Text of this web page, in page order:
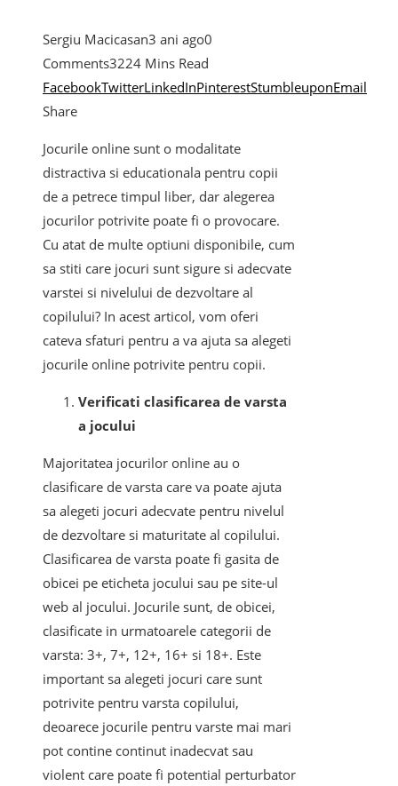
Sergiu Macicasan3 ani ago0
Comments3224 Mins Read
FacebookTwitterLinkedInPinterestStumbleuponEmail
Share
Jocurile online sunt o modalitate
distractiva si educationala pentru copii
de a petrece timpul liber, dar alegerea
jocurilor potrivite poate fi o provocare.
Cu atat de multe optiuni disponibile, cum
sa stiti care jocuri sunt sigure si adecvate
varstei si nivelului de dezvoltare al
copilului? In acest articol, vom oferi
cateva sfaturi pentru a va ajuta sa alegeti
jocurile online potrivite pentru copii.
Verificati clasificarea de varsta
a jocului
Majoritatea jocurilor online au o
clasificare de varsta care va poate ajuta
sa alegeti jocuri adecvate pentru nivelul
de dezvoltare si maturitate al copilului.
Clasificarea de varsta poate fi gasita de
obicei pe eticheta jocului sau pe site-ul
web al jocului. Jocurile sunt, de obicei,
clasificate in urmatoarele categorii de
varsta: 3+, 7+, 12+, 16+ si 18+. Este
important sa alegeti jocuri care sunt
potrivite pentru varsta copilului,
deoarece jocurile pentru varste mai mari
pot contine continut inadecvat sau
violent care poate fi potential perturbator